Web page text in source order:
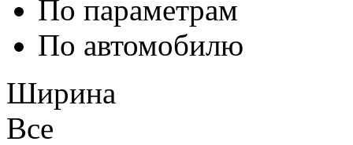
По параметрам
По автомобилю
Ширина
Все